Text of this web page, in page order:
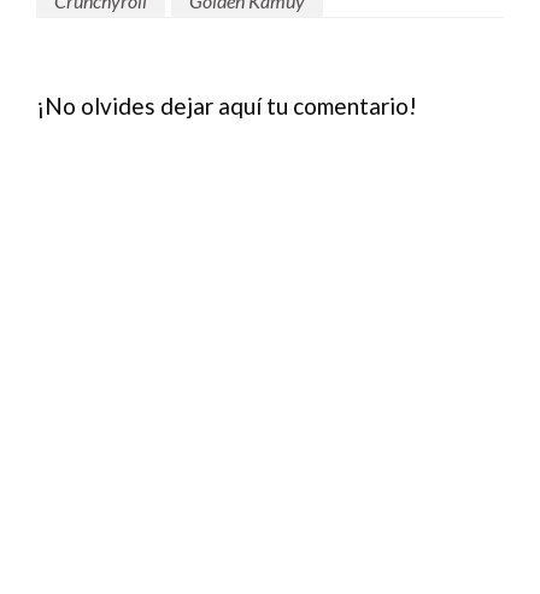
¡No olvides dejar aquí tu comentario!